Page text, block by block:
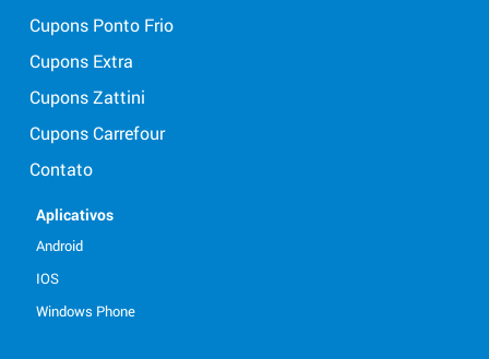
Cupons Ponto Frio
Cupons Extra
Cupons Zattini
Cupons Carrefour
Contato
Aplicativos
Android
IOS
Windows Phone